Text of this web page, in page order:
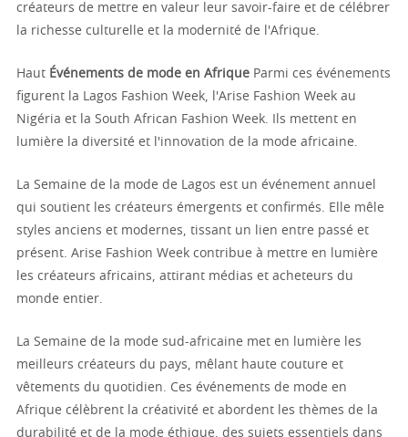
créateurs de mettre en valeur leur savoir-faire et de célébrer
la richesse culturelle et la modernité de l'Afrique.
Haut Événements de mode en Afrique Parmi ces événements
figurent la Lagos Fashion Week, l'Arise Fashion Week au
Nigéria et la South African Fashion Week. Ils mettent en
lumière la diversité et l'innovation de la mode africaine.
La Semaine de la mode de Lagos est un événement annuel
qui soutient les créateurs émergents et confirmés. Elle mêle
styles anciens et modernes, tissant un lien entre passé et
présent. Arise Fashion Week contribue à mettre en lumière
les créateurs africains, attirant médias et acheteurs du
monde entier.
La Semaine de la mode sud-africaine met en lumière les
meilleurs créateurs du pays, mêlant haute couture et
vêtements du quotidien. Ces événements de mode en
Afrique célèbrent la créativité et abordent les thèmes de la
durabilité et de la mode éthique, des sujets essentiels dans